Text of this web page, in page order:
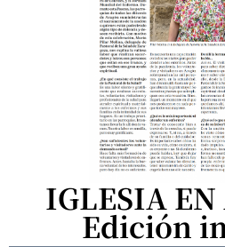
IGLESIA EN
Edición